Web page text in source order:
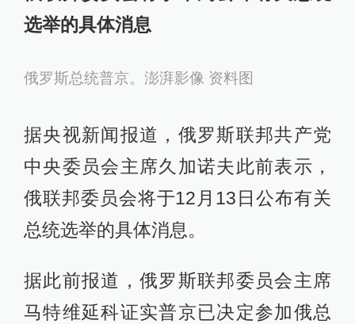
选结果几乎“毫无悬念”，塞西有望赢得
析称，无论谁当选埃及总统，当务之
应对长期的外汇短缺问题，以及防范
哈以冲突的溢出效应。
俄联邦委员会将于本周公布有关总统
俄罗斯总统普京。澎湃影像 资料图